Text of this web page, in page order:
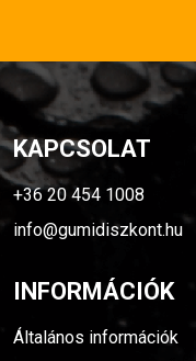
KAPCSOLAT
+36 20 454 1008
info@gumidiszkont.hu
INFORMÁCIÓK
Általános információk